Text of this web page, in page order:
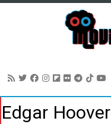
Saltar
alEdgar Hoover